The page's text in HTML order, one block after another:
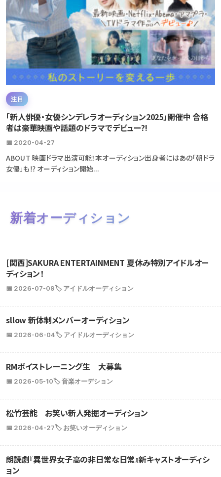
注目
「新人俳優・女優シンデレラオーディション2025」開催中 合格
者は豪華映画や話題のドラマでデビュー?!
📅 2020-04-27
ABOUT 映画ドラマ出演可能！本オーディション出身者にはあの「朝ドラ
女優」も⁉ オーディション開始...
新着オーディション
[関西]SAKURA ENTERTAINMENT 夏休み特別アイドルオー
ディション！
📅 2026-07-09🏷️ アイドルオーディション
sllow 新体制メンバーオーディション
📅 2026-06-04🏷️ アイドルオーディション
RMボイストレーニング生 大募集
📅 2026-05-10🏷️ 音楽オーデション
松竹芸能 お笑い新人発掘オーディション
📅 2026-04-27🏷️ お笑いオーディション
朗読劇『異世界女子高の非日常な日常』新キャストオーディシ
ョン